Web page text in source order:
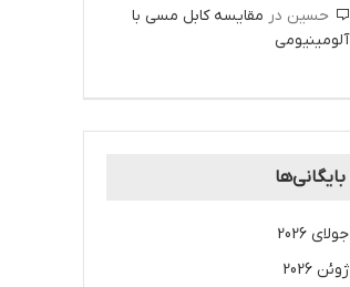
حسین در مقایسه کابل مسی با
آلومینیومی
بایگانی‌ها
جولای 2026
ژوئن 2026